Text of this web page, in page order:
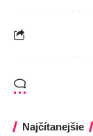
Najčítanejšie